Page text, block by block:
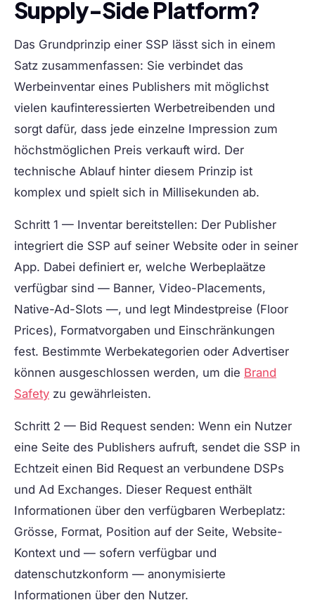
Supply-Side Platform?
Das Grundprinzip einer SSP lässt sich in einem
Satz zusammenfassen: Sie verbindet das
Werbeinventar eines Publishers mit möglichst
vielen kaufinteressierten Werbetreibenden und
sorgt dafür, dass jede einzelne Impression zum
höchstmöglichen Preis verkauft wird. Der
technische Ablauf hinter diesem Prinzip ist
komplex und spielt sich in Millisekunden ab.
Schritt 1 — Inventar bereitstellen: Der Publisher
integriert die SSP auf seiner Website oder in seiner
App. Dabei definiert er, welche Werbeplaätze
verfügbar sind — Banner, Video-Placements,
Native-Ad-Slots —, und legt Mindestpreise (Floor
Prices), Formatvorgaben und Einschränkungen
fest. Bestimmte Werbekategorien oder Advertiser
können ausgeschlossen werden, um die Brand
Safety zu gewährleisten.
Schritt 2 — Bid Request senden: Wenn ein Nutzer
eine Seite des Publishers aufruft, sendet die SSP in
Echtzeit einen Bid Request an verbundene DSPs
und Ad Exchanges. Dieser Request enthält
Informationen über den verfügbaren Werbeplatz:
Grösse, Format, Position auf der Seite, Website-
Kontext und — sofern verfügbar und
datenschutzkonform — anonymisierte
Informationen über den Nutzer.